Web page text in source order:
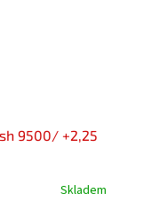
9500/ +2,25
Skladem